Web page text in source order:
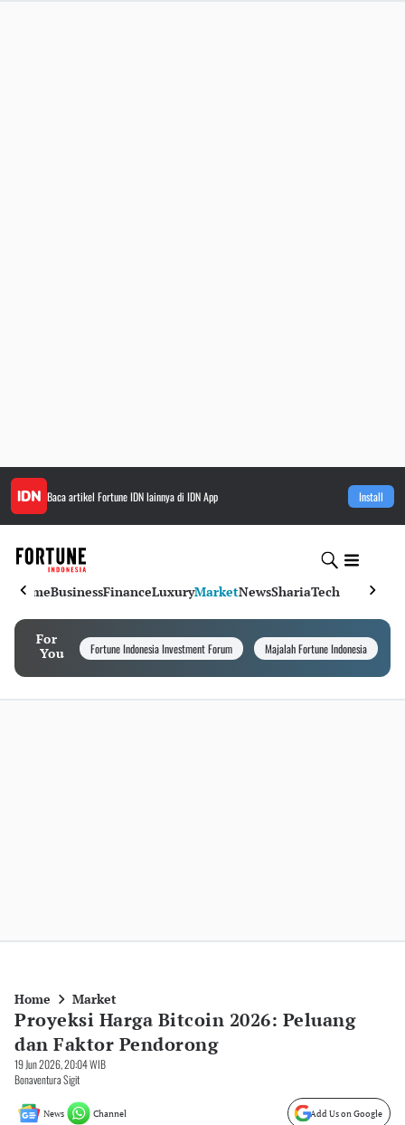
Baca artikel Fortune IDNlainnya di IDN App Install
HomeBusinessFinanceLuxuryMarketNewsShariaTech
For
You
Fortune Indonesia Investment Forum Majalah Fortune Indonesia
Home Market
Proyeksi Harga Bitcoin 2026: Peluang
dan Faktor Pendorong
19 Jun 2026, 20:04 WIB
Bonaventura Sigit
News Channel Add Us on Google